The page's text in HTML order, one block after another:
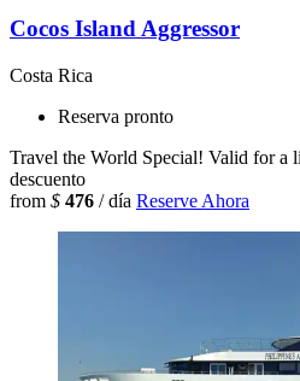
Cocos Island Aggressor
Costa Rica
Reserva pronto
Travel the World Special! Valid for a
descuento
from $ 476 / día Reserve Ahora